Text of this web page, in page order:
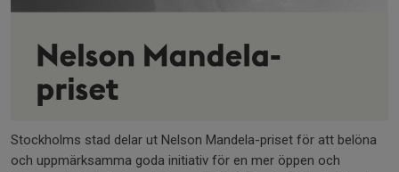
Stockholms stad delar ut Nelson Mandela-priset för att belöna
och uppmärksamma goda initiativ för en mer öppen och